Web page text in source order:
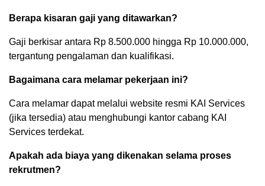
Berapa kisaran gaji yang ditawarkan?
Gaji berkisar antara Rp 8.500.000 hingga Rp 10.000.000,
tergantung pengalaman dan kualifikasi.
Bagaimana cara melamar pekerjaan ini?
Cara melamar dapat melalui website resmi KAI Services
(jika tersedia) atau menghubungi kantor cabang KAI
Services terdekat.
Apakah ada biaya yang dikenakan selama proses
rekrutmen?